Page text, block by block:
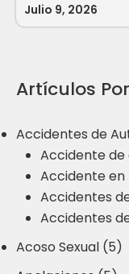
Julio 9, 2026
Artículos
Accidentes de
Accidente
Accidente en
Accidentes
Accidentes
Acoso Sexual (5)